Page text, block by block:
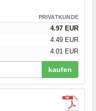
PRIVATKUNDE
4.97 EUR
4.49 EUR
4.01 EUR
kaufen